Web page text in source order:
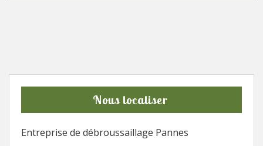
Nous localiser
Entreprise de débroussaillage Pannes